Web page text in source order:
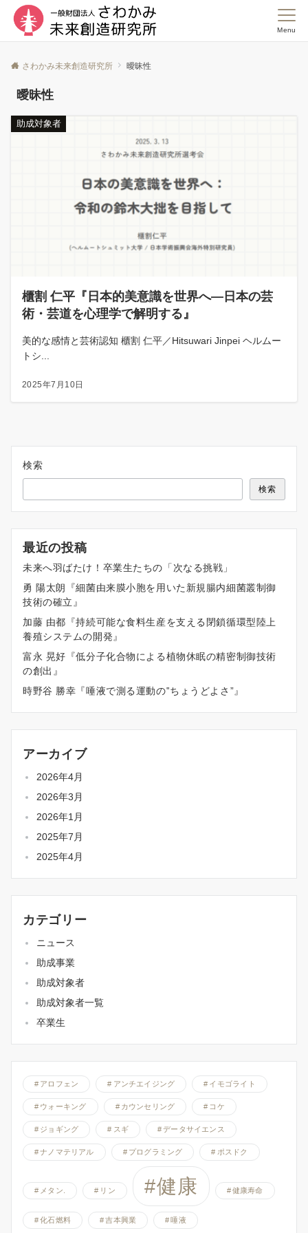
Menu
さわかみ未来創造研究所 曖昧性
曖昧性
助成対象者
櫃割 仁平『日本的美意識を世界へ―日本の芸
術・芸道を心理学で解明する』
美的な感情と芸術認知 櫃割 仁平／Hitsuwari Jinpei ヘルムー
トシ...
2025年7月10日
検索
検索
最近の投稿
未来へ羽ばたけ！卒業生たちの「次なる挑戦」
勇 陽太朗『細菌由来膜小胞を用いた新規腸内細菌叢制御
技術の確立』
加藤 由都『持続可能な食料生産を支える閉鎖循環型陸上
養殖システムの開発』
富永 晃好『低分子化合物による植物休眠の精密制御技術
の創出』
時野谷 勝幸『唾液で測る運動の‟ちょうどよさ”』
アーカイブ
2026年4月
2026年3月
2026年1月
2025年7月
2025年4月
カテゴリー
ニュース
助成事業
助成対象者
助成対象者一覧
卒業生
アロフェン アンチエイジング イモゴライト
ウォーキング カウンセリング コケ
ジョギング スギ データサイエンス
ナノマテリアル プログラミング ポスドク
メタン. リン 健康 健康寿命
化石燃料 吉本興業 唾液